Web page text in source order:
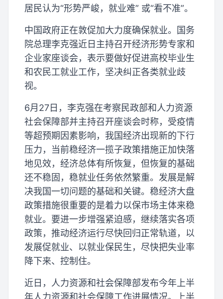
居民认为“形势严峻，就业难” 或“看不准”。
中国政府正在敦促加大力度确保就业。国务
院总理李克强近日主持召开经济形势专家和
企业家座谈会，表示要做好促进高校毕业生
和农民工就业工作，坚决纠正各类就业歧
视。
6月27日，李克强在考察民政部和人力资源
社会保障部并主持召开座谈会时称，受疫情
等超预期因素影响，我国经济出现新的下行
压力，当前稳经济一揽子政策措施正加快落
地见效，经济总体有所恢复，但恢复的基础
还不稳固，稳就业任务依然繁重。发展是解
决我国一切问题的基础和关键。稳经济大盘
政策措施很重要的是着力以保市场主体来稳
就业。要进一步增强紧迫感，继续落实各项
政策，推动经济运行尽快回归正常轨道，以
发展促就业、以就业保民生，尽快把失业率
降下来、控制住。
近日，人力资源和社会保障部发布今年上半
年人力资源和社会保障工作进展情况。上半